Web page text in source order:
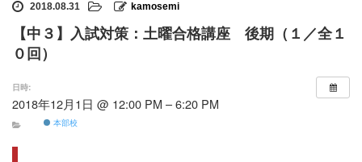
g
i
o
2018.08.31 kamosemi
【中３】入試対策：土曜合格講座 後期（１／全１
０回）
日時:
2018年12月1日 @ 12:00 PM – 6:20 PM
本部校